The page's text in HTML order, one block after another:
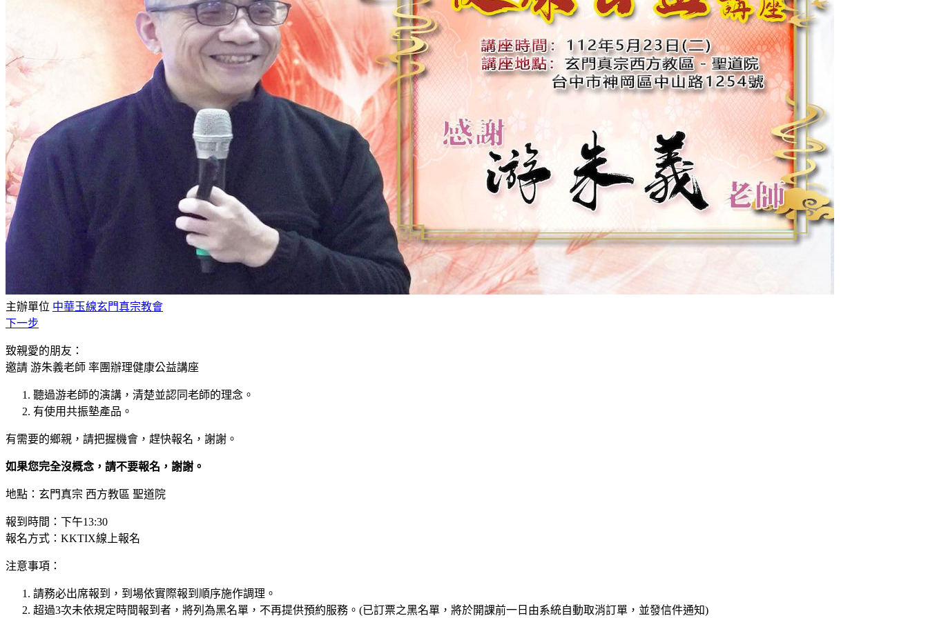
主辦單位 中華玉線玄門真宗教會
下一步
致親愛的朋友：
邀請 游朱義老師 率團辦理健康公益講座
聽過游老師的演講，清楚並認同老師的理念。
有使用共振墊產品。
有需要的鄉親，請把握機會，趕快報名，謝謝。
如果您完全沒概念，請不要報名，謝謝。
地點：玄門真宗 西方教區 聖道院
報到時間：下午13:30
報名方式：KKTIX線上報名
注意事項：
請務必出席報到，到場依實際報到順序施作調理。
超過3次未依規定時間報到者，將列為黑名單，不再提供預約服務。(已訂票之黑名單，將於開課前一日由系統自動取消訂單，並發信件通知)